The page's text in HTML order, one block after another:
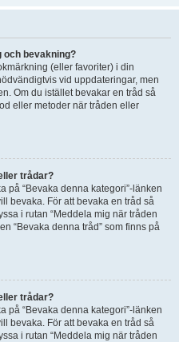
och bevakning?
(eller favoriter) i din
vid uppdateringar, men
Om du istället bevakar en tråd så
eller metoder när tråden eller
trådar?
på “Bevaka denna kategori”-länken
bevaka. För att bevaka en tråd så
i rutan “Meddela mig när tråden
“Bevaka denna tråd” som finns på
trådar?
på “Bevaka denna kategori”-länken
bevaka. För att bevaka en tråd så
i rutan “Meddela mig när tråden